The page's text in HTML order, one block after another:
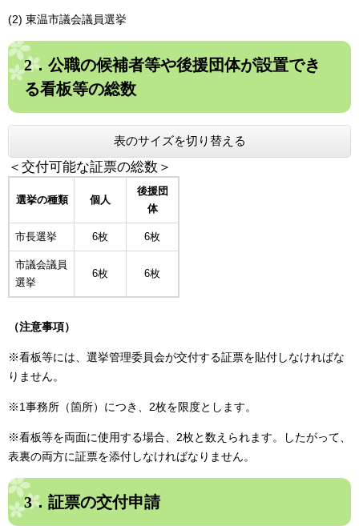
(2) 東温市議会議員選挙
2．公職の候補者等や後援団体が設置でき
る看板等の総数
表のサイズを切り替える
＜交付可能な証票の総数＞
選挙の種類 個人
後援団
体
市長選挙 6枚 6枚
市議会議員
選挙
6枚 6枚
（注意事項）
※看板等には、選挙管理委員会が交付する証票を貼付しなければな
りません。
※1事務所（箇所）につき、2枚を限度とします。
※看板等を両面に使用する場合、2枚と数えられます。したがって、
表裏の両方に証票を添付しなければなりません。
3．証票の交付申請